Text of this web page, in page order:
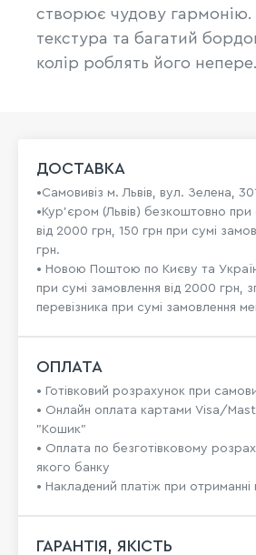
створює чудову гармонію.
текстура та багатий
колір роблять його
ДОСТАВКА
•Самовивіз м. Львів, вул. Зелена,
•Кур'єром (Львів) безкоштовно при
від 2000 грн, 150 грн при сумі
грн.
• Новою Поштою по Києву та
при сумі замовлення від 2000 грн,
перевізника при сумі замовлення
ОПЛАТА
• Готівковий розрахунок при
• Онлайн оплата картами Visa/
"Кошик"
• Оплата по безготівковому
якого банку
• Накладений платіж при отриманні
ГАРАНТІЯ, ЯКІСТЬ